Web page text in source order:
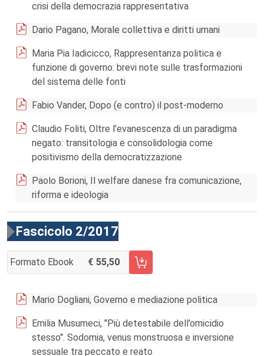
crisi della democrazia rappresentativa
Dario Pagano, Morale collettiva e diritti umani
Maria Pia Iadicicco, Rappresentanza politica e
funzione di governo: brevi note sulle trasformazioni
del sistema delle fonti
Fabio Vander, Dopo (e contro) il post-moderno
Claudio Foliti, Oltre l’evanescenza di un paradigma
negato: transitologia e consolidologia come
positivismo della democratizzazione
Paolo Borioni, Il welfare danese fra comunicazione,
riforma e ideologia
Fascicolo 2/2017
Formato Ebook 55,50
AGGIUNGI AL CARRELLO FASCICOLO 2/2017
Mario Dogliani, Governo e mediazione politica
Emilia Musumeci, "Più detestabile dell’omicidio
stesso". Sodomia, venus monstruosa e inversione
sessuale tra peccato e reato